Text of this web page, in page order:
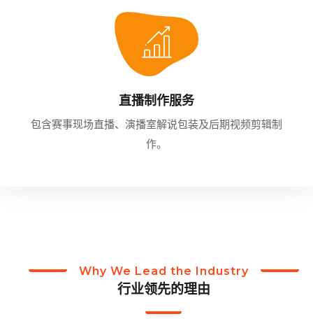
直播制作服务
包含赛事现场直播、演播室解说包装及后期视频剪辑制
作。
Why We Lead the Industry
行业领先的理由